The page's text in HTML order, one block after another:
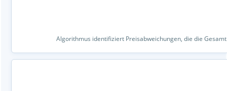
Algorithmus identifiziert Preisabweichungen, die die